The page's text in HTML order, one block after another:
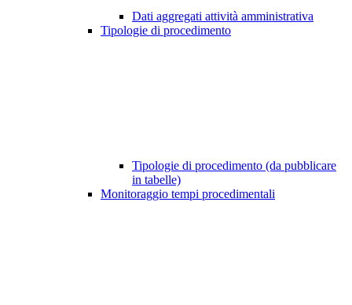
Dati aggregati attività amministrativa
Tipologie di procedimento
Tipologie di procedimento (da pubblicare
in tabelle)
Monitoraggio tempi procedimentali